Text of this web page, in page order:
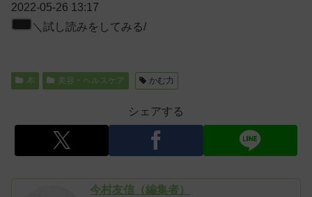
2022-05-26 13:17
＼試し読みをしてみる/
本 美容・ヘルスケア かむ力
シェアする
今村友信（編集者）